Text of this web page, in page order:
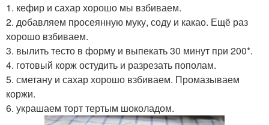
1. кефир и сахар хорошо мы взбиваем.
2. добавляем просеянную муку, соду и какао. Ещё раз
хорошо взбиваем.
3. вылить тесто в форму и выпекать 30 минут при 200*.
4. готовый корж остудить и разрезать пополам.
5. сметану и сахар хорошо взбиваем. Промазываем
коржи.
6. украшаем торт тертым шоколадом.